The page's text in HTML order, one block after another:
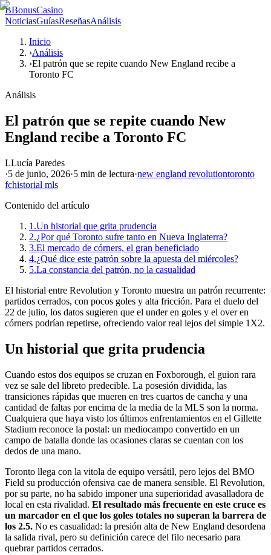
BBonusCasino
NoticiasGuíasReseñasAnálisis
Inicio
›Análisis
›El patrón que se repite cuando New England recibe a
Toronto FC
Análisis
El patrón que se repite cuando New
England recibe a Toronto FC
LLucía Paredes
·5 de junio, 2026·5 min de lectura·new england revolutiontoronto
fchistorial mls
Contenido del artículo
1.Un historial que grita prudencia
2.¿Por qué Toronto sufre tanto en Nueva Inglaterra?
3.El mercado de córners, el gran beneficiado
4.¿Qué dice este patrón sobre la apuesta del miércoles?
5.La constancia del patrón, no la casualidad
El historial entre Revolution y Toronto muestra un patrón recurrente:
partidos cerrados, con pocos goles y alta fricción. Para el duelo del
22 de julio, los datos sugieren que el under en goles y el over en
córners podrían repetirse, ofreciendo valor real lejos del simple 1X2.
Un historial que grita prudencia
Cuando estos dos equipos se cruzan en Foxborough, el guion rara
vez se sale del libreto predecible. La posesión dividida, las
transiciones rápidas que mueren en tres cuartos de cancha y una
cantidad de faltas por encima de la media de la MLS son la norma.
Cualquiera que haya visto los últimos enfrentamientos en el Gillette
Stadium reconoce la postal: un mediocampo convertido en un
campo de batalla donde las ocasiones claras se cuentan con los
dedos de una mano.
Toronto llega con la vitola de equipo versátil, pero lejos del BMO
Field su producción ofensiva cae de manera sensible. El Revolution,
por su parte, no ha sabido imponer una superioridad avasalladora de
local en esta rivalidad. El resultado más frecuente en este cruce es
un marcador en el que los goles totales no superan la barrera de
los 2.5. No es casualidad: la presión alta de New England desordena
la salida rival, pero su definición carece del filo necesario para
quebrar partidos cerrados.